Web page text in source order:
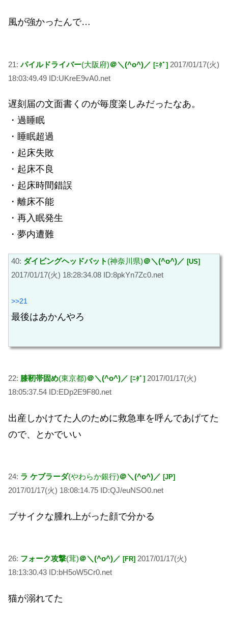
風が強かったんで…
21: パイルドライバー(大阪府)＠＼(^o^)／ [ﾆﾀﾞ] 2017/01/17(火)
18:03:49.49 ID:UKreE9vA0.net
遅刻届の文面書くのが毎度楽しみだったなあ。
・過睡眠
・睡眠超過
・起床失敗
・起床不良
・起床時間錯誤
・離床不能
・再入眠発生
・夢内遭難
40: ダイビングヘッドバット (神奈川県)＠＼(^o^)／ [US]
2017/01/17(火) 18:28:34.08 ID:8pkYn7Zc0.net
>>21
最後はあかんやろ
22: 膝靭帯固め(東京都)＠＼(^o^)／ [ﾆﾀﾞ] 2017/01/17(火)
18:05:37.54 ID:EDp2E9F80.net
出産しかけてた人のために救急車を呼んであげてた
ので、とかでいい
24: ラ ケブラーダ(やわらか銀行)＠＼(^o^)／ [JP]
2017/01/17(火) 18:08:14.75 ID:QJ/euNSO0.net
ブサイクな腫れ上がった顔で分かる
26: フォーク攻撃(茸)＠＼(^o^)／ [FR] 2017/01/17(火)
18:13:30.43 ID:bH5oW5Cr0.net
猫が溺れてた